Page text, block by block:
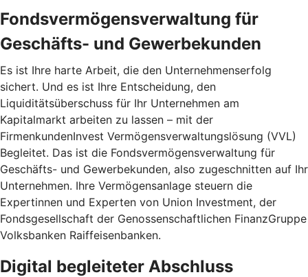
Fondsvermögensverwaltung für
Geschäfts- und Gewerbekunden
Es ist Ihre harte Arbeit, die den Unternehmenserfolg
sichert. Und es ist Ihre Entscheidung, den
Liquiditätsüberschuss für Ihr Unternehmen am
Kapitalmarkt arbeiten zu lassen – mit der
FirmenkundenInvest Vermögensverwaltungslösung (VVL)
Begleitet. Das ist die Fondsvermögensverwaltung für
Geschäfts- und Gewerbekunden, also zugeschnitten auf Ihr
Unternehmen. Ihre Vermögensanlage steuern die
Expertinnen und Experten von Union Investment, der
Fondsgesellschaft der Genossenschaftlichen FinanzGruppe
Volksbanken Raiffeisenbanken.
Digital begleiteter Abschluss